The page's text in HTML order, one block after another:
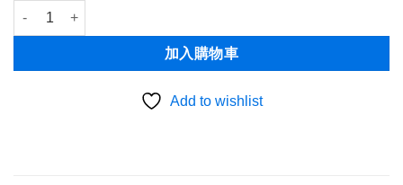
Lexmark MS826de 黑白鐳射打印機 數量
加入購物車
Add to wishlist